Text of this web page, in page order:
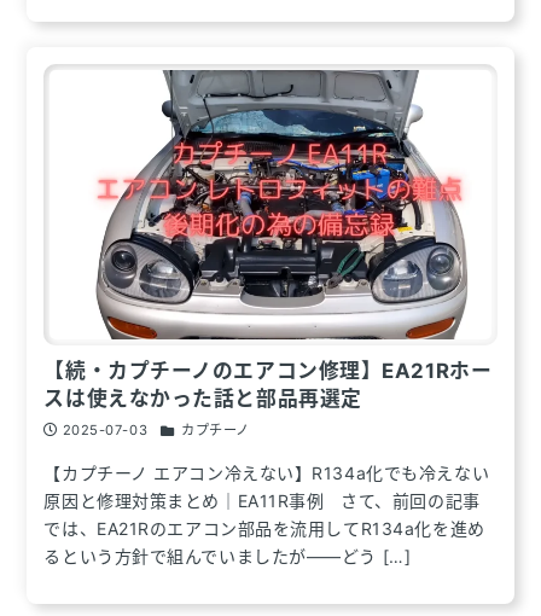
【続・カプチーノのエアコン修理】EA21Rホー
スは使えなかった話と部品再選定
2025-07-03 カプチーノ
【カプチーノ エアコン冷えない】R134a化でも冷えない
原因と修理対策まとめ｜EA11R事例 さて、前回の記事
では、EA21Rのエアコン部品を流用してR134a化を進め
るという方針で組んでいましたが――どう […]